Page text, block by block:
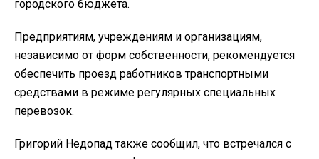
городского бюджета.
Предприятиям, учреждениям и организациям,
независимо от форм собственности, рекомендуется
обеспечить проезд работников транспортными
средствами в режиме регулярных специальных
перевозок.
Григорий Недопад также сообщил, что встречался с